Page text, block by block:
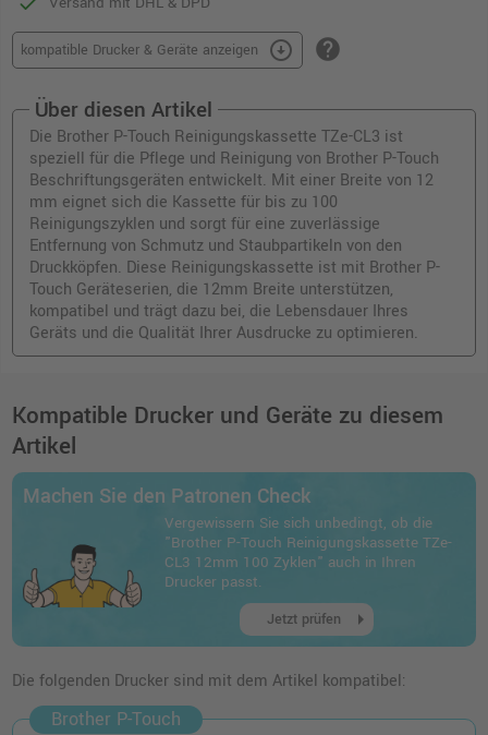
kompatible Drucker & Geräte anzeigen arrow_circle_down help
Über diesen Artikel
Die Brother P-Touch Reinigungskassette TZe-CL3 ist
speziell für die Pflege und Reinigung von Brother P-Touch
Beschriftungsgeräten entwickelt. Mit einer Breite von 12
mm eignet sich die Kassette für bis zu 100
Reinigungszyklen und sorgt für eine zuverlässige
Entfernung von Schmutz und Staubpartikeln von den
Druckköpfen. Diese Reinigungskassette ist mit Brother P-
Touch Geräteserien, die 12mm Breite unterstützen,
kompatibel und trägt dazu bei, die Lebensdauer Ihres
Geräts und die Qualität Ihrer Ausdrucke zu optimieren.
Kompatible Drucker und Geräte zu diesem
Artikel
Machen Sie den Patronen Check
Vergewissern Sie sich unbedingt, ob die
"Brother P-Touch Reinigungskassette TZe-
CL3 12mm 100 Zyklen" auch in Ihren
Drucker passt.
Jetzt prüfen arrow_right
Die folgenden Drucker sind mit dem Artikel kompatibel:
Brother P-Touch